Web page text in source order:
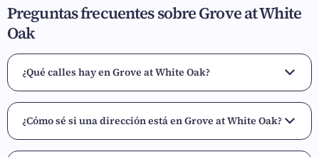
Preguntas frecuentes sobre Grove at White
Oak
¿Qué calles hay en Grove at White Oak?
¿Cómo sé si una dirección está en Grove at White Oak?